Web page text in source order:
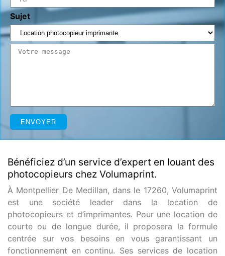
Sujet
Bénéficiez d’un service d’expert en louant des
photocopieurs chez Volumaprint.
À Montpellier De Medillan, dans le 17260, Volumaprint
est une société leader dans la location de
photocopieurs et d’imprimantes. Pour une location de
courte ou de longue durée, il proposera la formule
centrée sur vos besoins en vous garantissant un
fonctionnement en continu. Ses services de location